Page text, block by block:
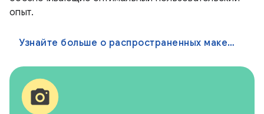
опыт.
Узнайте больше о распространенных макетах дизайна